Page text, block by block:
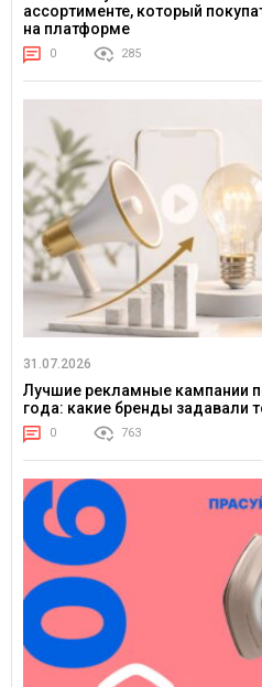
ассортименте, который
на платформе
0 285
31.07.2026
Лучшие рекламные кампании
года: какие бренды задавали
0 763